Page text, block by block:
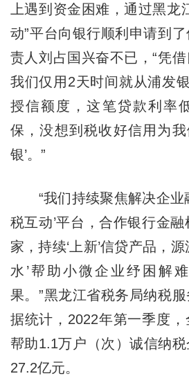
上遇到资金困难，通过黑龙
动”平台向银行顺利申请到
责人刘占国兴奋不已，“凭借
我们仅用2天时间就从浦发
授信额度，这笔贷款利率
保，没想到税收好信用为我
银’。”
“我们持续聚焦解决企业
税互动’平台，合作银行金
家，持续‘上新’信贷产品，
水’帮助小微企业纾困解
果。”黑龙江省税务局纳税服
据统计，2022年第一季度
帮助1.1万户（次）诚信纳
27.2亿元。